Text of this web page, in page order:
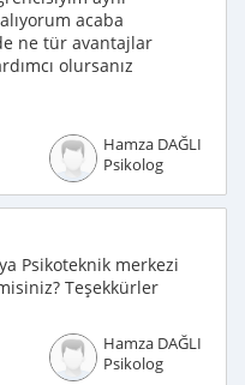
acaba
ne tür avantajlar
olursanız
Hamza DAĞLI
Psikolog
Psikoteknik merkezi
Teşekkürler
Hamza DAĞLI
Psikolog